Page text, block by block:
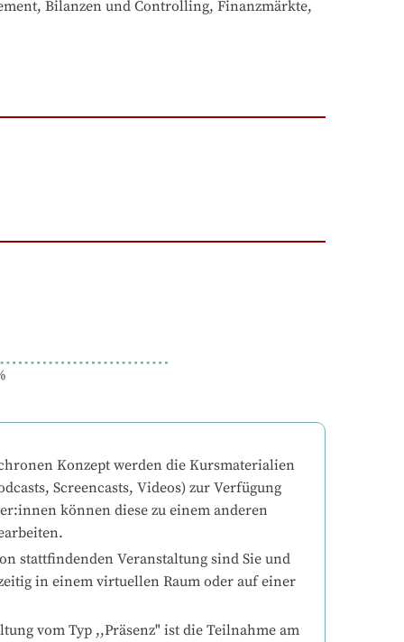
Bilanzen und Controlling, Finanzmärkte,
Konzept werden die Kursmaterialien
Screencasts, Videos) zur Verfügung
können diese zu einem anderen
stattfindenden Veranstaltung sind Sie und
in einem virtuellen Raum oder auf einer
vom Typ ,,Präsenz" ist die Teilnahme am